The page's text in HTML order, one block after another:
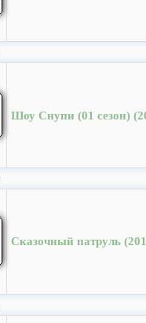
Шоу Снупи (01 сезон)
Сказочный патруль